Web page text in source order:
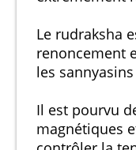
Le rudraksha
renoncement
les
Il est pourvu
magnétiques